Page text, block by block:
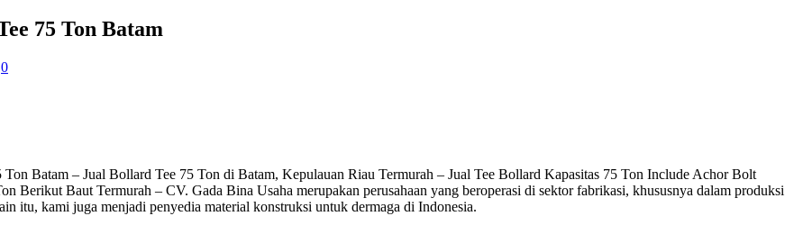
75 Ton Batam
0
Batam – Jual Bollard Tee 75 Ton di Batam, Kepulauan Riau Termurah – Jual Tee Bollard Kapasitas 75 Ton Include Achor Bolt
Berikut Baut Termurah – CV. Gada Bina Usaha merupakan perusahaan yang beroperasi di sektor fabrikasi, khususnya dalam produksi
itu, kami juga menjadi penyedia material konstruksi untuk dermaga di Indonesia.